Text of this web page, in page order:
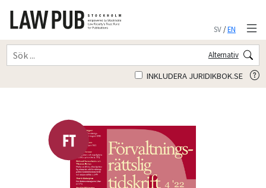
SV/EN
Alternativ
INKLUDERA JURIDIKBOK.SE